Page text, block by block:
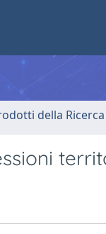
della Ricerca